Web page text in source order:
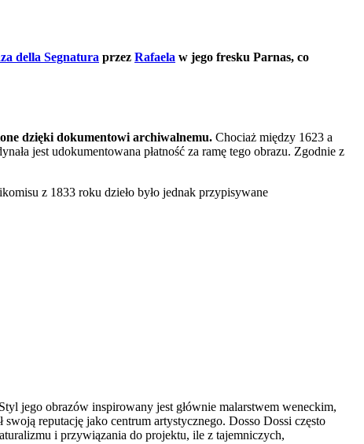
della Segnatura przez Rafaela w jego fresku Parnas, co
dzięki dokumentowi archiwalnemu. Chociaż między 1623 a
jest udokumentowana płatność za ramę tego obrazu. Zgodnie z
z 1833 roku dzieło było jednak przypisywane
jego obrazów inspirowany jest głównie malarstwem weneckim,
reputację jako centrum artystycznego. Dosso Dossi często
i przywiązania do projektu, ile z tajemniczych,